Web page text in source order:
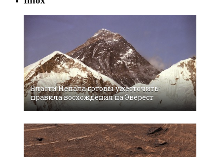
Власти Непала готовы ужесточить
правила восхождения на Эверест